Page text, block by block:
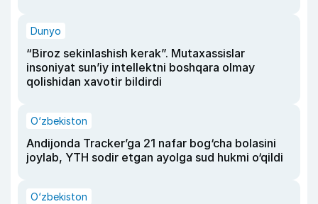
Dunyo
“Biroz sekinlashish kerak”. Mutaxassislar
insoniyat sun’iy intellektni boshqara olmay
qolishidan xavotir bildirdi
O‘zbekiston
Andijonda Tracker’ga 21 nafar bog‘cha bolasini
joylab, YTH sodir etgan ayolga sud hukmi o‘qildi
O‘zbekiston